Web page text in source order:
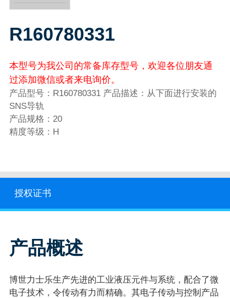
R160780331
本型号为我公司的常备库存型号，欢迎各位朋友通
过添加微信或者来电询价。
产品型号：R160780331 产品描述：从下面进行安装的
SNS导轨
产品规格：20
精度等级：H
授权证书
产品概述
博世力士乐生产先进的工业液压元件与系统，配合了微
电子技术，令传动有力而精确。其电子传动与控制产品